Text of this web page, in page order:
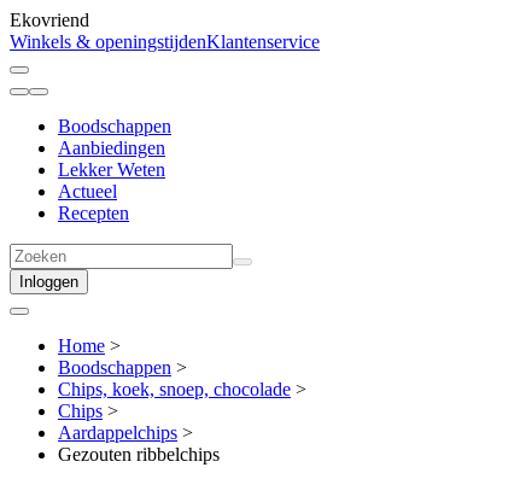
Ekovriend
Winkels & openingstijdenKlantenservice
Boodschappen
Aanbiedingen
Lekker Weten
Actueel
Recepten
Inloggen
Home >
Boodschappen >
Chips, koek, snoep, chocolade >
Chips >
Aardappel­chips >
Gezouten ribbelchips